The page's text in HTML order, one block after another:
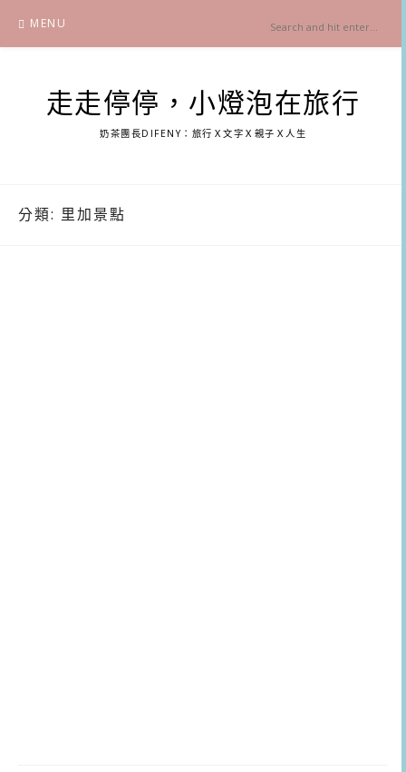
content
MENU
走走停停，小燈泡在旅行
奶茶團長DIFENY：旅行Ｘ文字Ｘ親子Ｘ人生
分類: 里加景點